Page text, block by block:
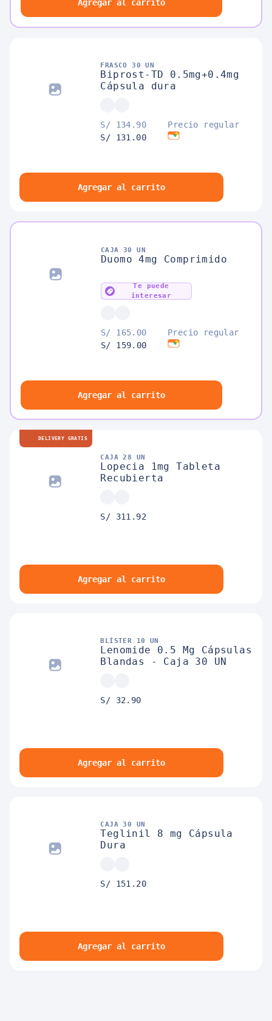
Agregar al carrito
FRASCO 30 UN
Biprost-TD 0.5mg+0.4mg
Cápsula dura
S/ 134.90
Precio regular
S/ 131.00
Agregar al carrito
CAJA 30 UN
Duomo 4mg Comprimido
Te puede
interesar
S/ 165.00
Precio regular
S/ 159.00
Agregar al carrito
DELIVERY GRATIS
CAJA 28 UN
Lopecia 1mg Tableta
Recubierta
S/ 311.92
Agregar al carrito
BLÍSTER 10 UN
Lenomide 0.5 Mg Cápsulas
Blandas - Caja 30 UN
S/ 32.90
Agregar al carrito
CAJA 30 UN
Teglinil 8 mg Cápsula
Dura
S/ 151.20
Agregar al carrito